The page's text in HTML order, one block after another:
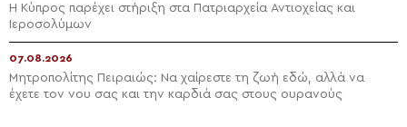
Η Κύπρος παρέχει στήριξη στα Πατριαρχεία Αντιοχείας και
Ιεροσολύμων
07.08.2026
Μητροπολίτης Πειραιώς: Να χαίρεστε τη ζωή εδώ, αλλά να
έχετε τον νου σας και την καρδιά σας στους ουρανούς